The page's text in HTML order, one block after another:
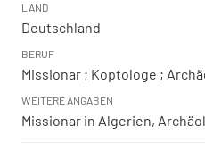
LAND
Deutschland
BERUF
Missionar ; Koptologe ;
WEITERE ANGABEN
Missionar in Algerien,